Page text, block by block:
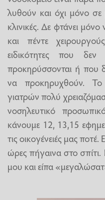
λυθούν και όχι μόνο σε
κλινικές. Δε φτάνει
και πέντε
ειδικότητες που
προκηρύσσονται ή που
να προκηρυχθούν. Το
γιατρών πολύ
νοσηλευτικό
κάνουμε 12, 13,15
τις οικογένειές μας
ώρες πήγαινα στο σπίτι.
μου και είπα